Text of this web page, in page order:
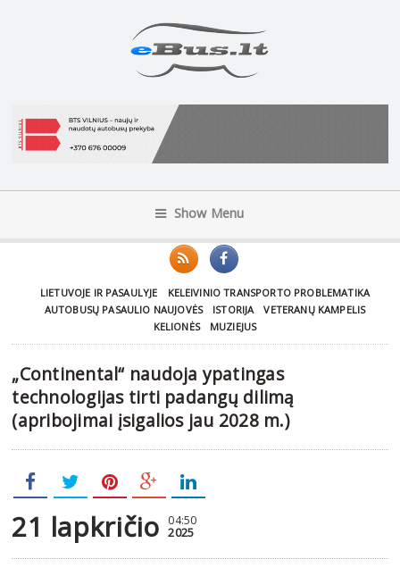
Show Menu
LIETUVOJE IR PASAULYJE
KELEIVINIO TRANSPORTO PROBLEMATIKA
AUTOBUSŲ PASAULIO NAUJOVĖS
ISTORIJA
VETERANŲ KAMPELIS
KELIONĖS
MUZIEJUS
„Continental“ naudoja ypatingas
technologijas tirti padangų dilimą
(apribojimai įsigalios jau 2028 m.)
21 lapkričio 04:50
2025